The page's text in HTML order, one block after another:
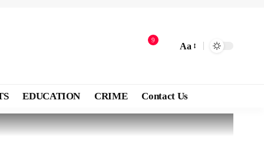
9
Aa
EDUCATION CRIME Contact Us